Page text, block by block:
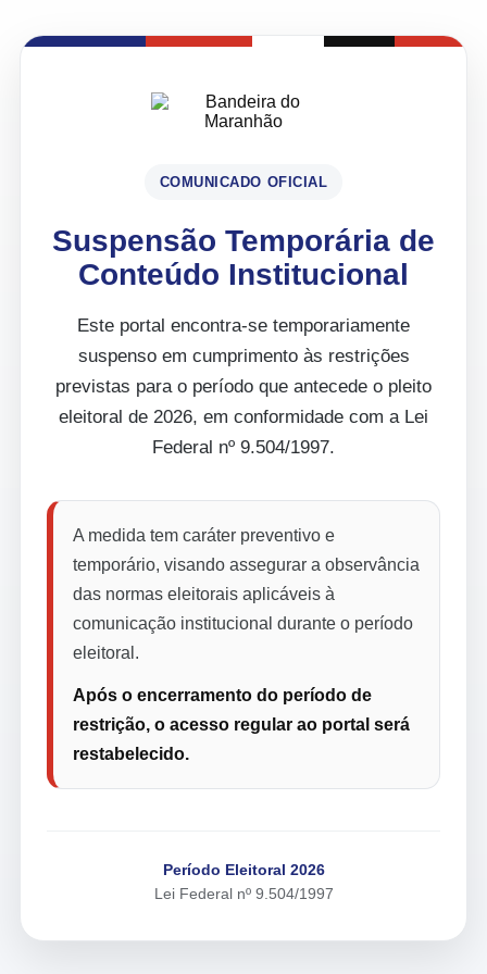
COMUNICADO OFICIAL
Suspensão Temporária de
Conteúdo Institucional
Este portal encontra-se temporariamente
suspenso em cumprimento às restrições
previstas para o período que antecede o pleito
eleitoral de 2026, em conformidade com a Lei
Federal nº 9.504/1997.
A medida tem caráter preventivo e
temporário, visando assegurar a observância
das normas eleitorais aplicáveis à
comunicação institucional durante o período
eleitoral.
Após o encerramento do período de
restrição, o acesso regular ao portal será
restabelecido.
Período Eleitoral 2026
Lei Federal nº 9.504/1997